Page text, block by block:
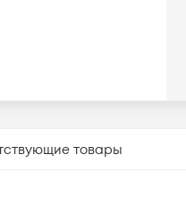
товары